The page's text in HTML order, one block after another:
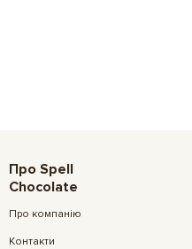
Про Spell
Chocolate
Про компанію
Контакти